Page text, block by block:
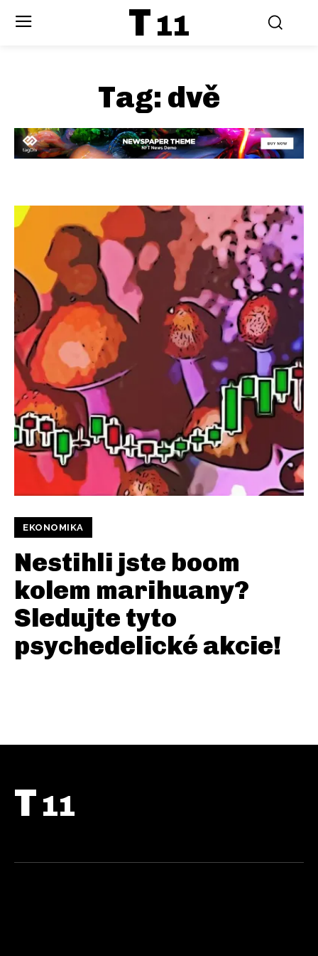
T 11
Tag: dvě
EKONOMIKA
Nestihli jste boom
kolem marihuany?
Sledujte tyto
psychedelické akcie!
T 11